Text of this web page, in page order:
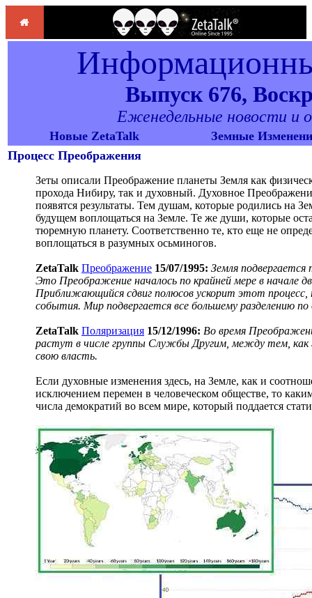
Выпуск 676,
Еженедельные новости и
Новые ZetaTalk
Земные
Процесс Преображения
Зеты описали Преображение планеты Земля как
прохода Нибиру, так и духовный. Духовное
появятся результаты. Тем душам, которые родились на
будущем воплощаться на Земле. Те же души, которые
тюремную планету. Соответственно те, кто еще не
воплощаться в разумных осьминогов.
ZetaTalk Преображение 15/07/1995: Земля
Это Преображение началось по крайней мере в начале
Приближающийся сдвиг полюсов ускорит этот процесс,
события. Мир подвергается все большему разделению
ZetaTalk Поляризация 15/12/1996: Во время
растут в числе группы Службы Другим, между тем,
свою власть.
Если духовные изменения здесь, на Земле, как и
исключением перемен в человеческом обществе, то
числа демократий во всем мире, который поддается